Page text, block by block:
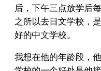
后，下午三点放学后
之所以去日文学校，
好的中文学校。
我想在他的年龄段，